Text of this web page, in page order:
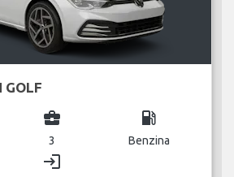
GOLF
business_center
3
local_gas_station
Benzina
login